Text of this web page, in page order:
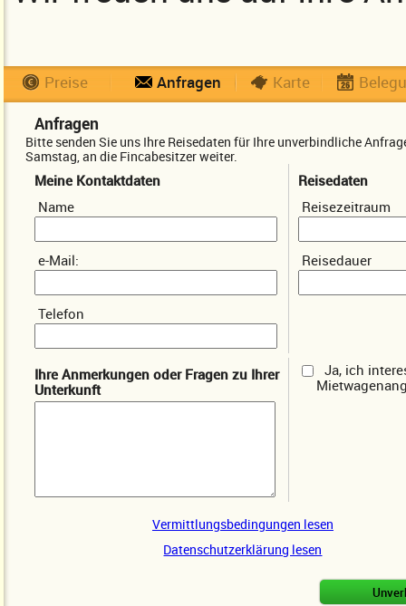
Preise Anfragen Karte
Anfragen
Bitte senden Sie uns Ihre Reisedaten für Ihre unverbindliche
Samstag, an die Fincabesitzer weiter.
Meine Kontaktdaten
Name
e-Mail:
Telefon
Reisedaten
Reisezeitraum
Reisedauer
Ihre Anmerkungen oder Fragen zu Ihrer
Unterkunft
Ja, ich
Vermittlungsbedingungen lesen
Datenschutzerklärung lesen